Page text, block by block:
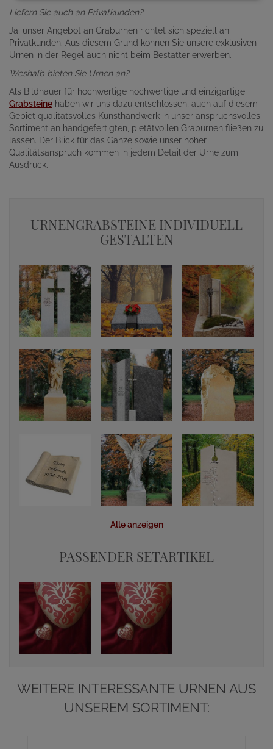
Liefern Sie auch an Privatkunden?
Ja, unser Angebot an Graburnen richtet sich speziell an
Privatkunden. Aus diesem Grund können Sie unsere exklusiven
Urnen in der Regel auch nicht beim Bestatter erwerben.
Weshalb bieten Sie Urnen an?
Als Bildhauer für hochwertige hochwertige und einzigartige
Grabsteine haben wir uns dazu entschlossen, auch auf diesem
Gebiet qualitätsvolles Kunsthandwerk in unser anspruchsvolles
Sortiment an handgefertigten, pietätvollen Graburnen fließen zu
lassen. Der Blick für das Ganze sowie unser hoher
Qualitätsanspruch kommen in jedem Detail der Urne zum
Ausdruck.
URNENGRABSTEINE INDIVIDUELL
GESTALTEN
Alle anzeigen
PASSENDER SETARTIKEL
WEITERE INTERESSANTE URNEN AUS
UNSEREM SORTIMENT: